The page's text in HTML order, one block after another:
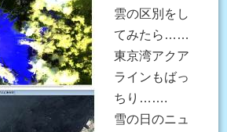
雲の区別をし
てみたら……
東京湾アクア
ラインもばっ
ちり…….
雪の日のニュ